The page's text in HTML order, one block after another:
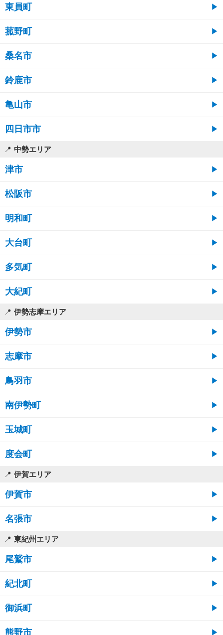
東員町
菰野町
桑名市
鈴鹿市
亀山市
四日市市
中勢エリア
津市
松阪市
明和町
大台町
多気町
大紀町
伊勢志摩エリア
伊勢市
志摩市
鳥羽市
南伊勢町
玉城町
度会町
伊賀エリア
伊賀市
名張市
東紀州エリア
尾鷲市
紀北町
御浜町
熊野市